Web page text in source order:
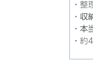
整
収
本
約